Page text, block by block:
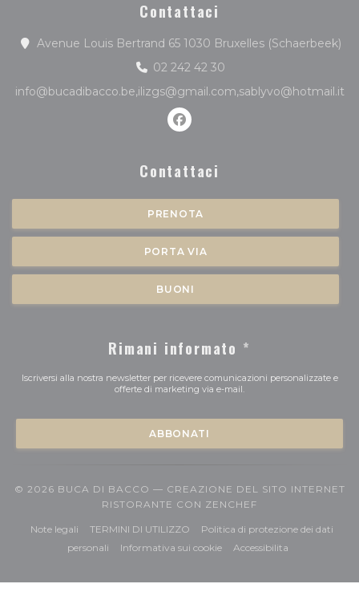
Contattaci
Avenue Louis Bertrand 65 1030 Bruxelles (Schaerbeek)
02 242 42 30
info@bucadibacco.be,ilizgs@gmail.com,sablyvo@hotmail.it
Facebook ((apre una
Contattaci
PRENOTA
PORTA VIA
BUONI
Rimani informato *
Iscriversi alla nostra newsletter per ricevere comunicazioni personalizzate e
offerte di marketing via e-mail.
ABBONATI
© 2026 BUCA DI BACCO — CREAZIONE DEL SITO INTERNET
RISTORANTE CON ZENCHEF
Note legali((apre una nuova finestra))
TERMINI DI UTILIZZO((apre una nuova finestra))
Politica di protezione dei dati
personali((apre una nuova finestra))
Informativa sui cookie((apre una nuova finestra))
Accessibilita((apre una